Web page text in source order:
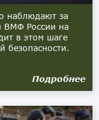
наблюдают за
ВМФ России на
в этом шаге
безопасности.
Подробнее